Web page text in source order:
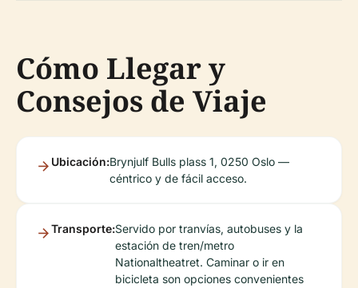
Cómo Llegar y
Consejos de Viaje
Ubicación:Brynjulf Bulls plass 1, 0250 Oslo —
céntrico y de fácil acceso.
Transporte:Servido por tranvías, autobuses y la
estación de tren/metro
Nationaltheatret. Caminar o ir en
bicicleta son opciones convenientes